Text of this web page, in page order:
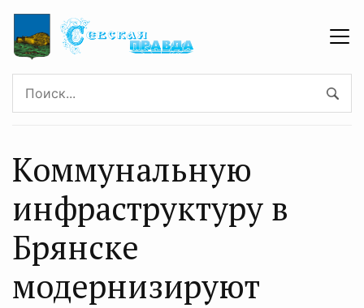
Коммунальную
инфраструктуру в
Брянске
модернизируют